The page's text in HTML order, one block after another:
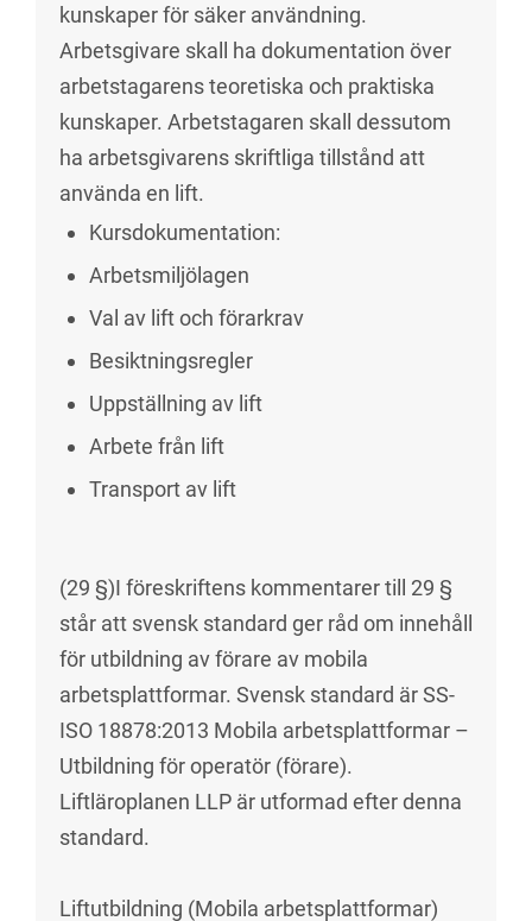
kunskaper för säker användning.
Arbetsgivare skall ha dokumentation över
arbetstagarens teoretiska och praktiska
kunskaper. Arbetstagaren skall dessutom
ha arbetsgivarens skriftliga tillstånd att
använda en lift.
Kursdokumentation:
Arbetsmiljölagen
Val av lift och förarkrav
Besiktningsregler
Uppställning av lift
Arbete från lift
Transport av lift
(29 §)I föreskriftens kommentarer till 29 §
står att svensk standard ger råd om innehåll
för utbildning av förare av mobila
arbetsplattformar. Svensk standard är SS-
ISO 18878:2013 Mobila arbetsplattformar –
Utbildning för operatör (förare).
Liftläroplanen LLP är utformad efter denna
standard.
Liftutbildning (Mobila arbetsplattformar)